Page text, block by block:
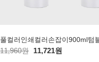
풀컬러인쇄컬러손잡이900ml텀
11,960원 11,721원